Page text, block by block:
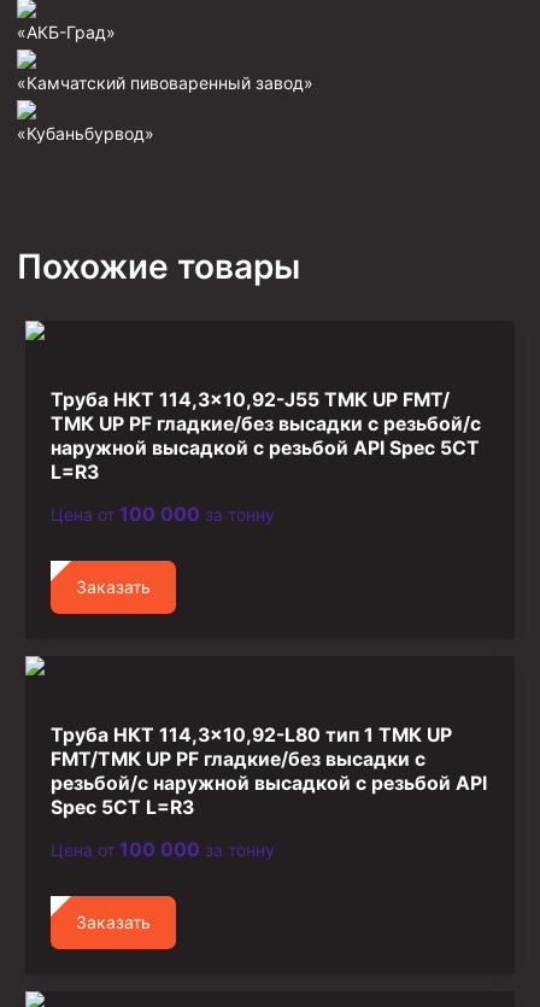
Фрезеры пилотные
Фрезеры-долота торцевые
Клинья — отклонители
Быстроразъёмные соединения (БРС)
Рукава буровые
Стропы
Стропы канатные ВК
Стропы канатные
Стропы текстильные
Элементы линии обвязки
«АКБ-Град»
«Камчатский пивоваренный завод»
«Кубаньбурвод»
Похожие товары
Труба НКТ 114,3×10,92-J55 ТМК UP FMT/
ТМК UP PF гладкие/без высадки с резьбой/с
наружной высадкой с резьбой API Spec 5CT
L=R3
Цена от 100 000 за тонну
Заказать
Труба НКТ 114,3×10,92-L80 тип 1 ТМК UP
FMT/ТМК UP PF гладкие/без высадки с
резьбой/с наружной высадкой с резьбой API
Spec 5CT L=R3
Цена от 100 000 за тонну
Заказать